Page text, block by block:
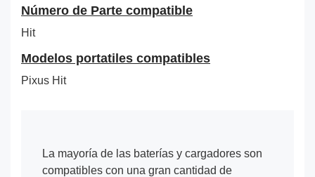
Número de Parte compatible
Hit
Modelos portatiles compatibles
Pixus Hit
La mayoría de las baterías y cargadores son
compatibles con una gran cantidad de